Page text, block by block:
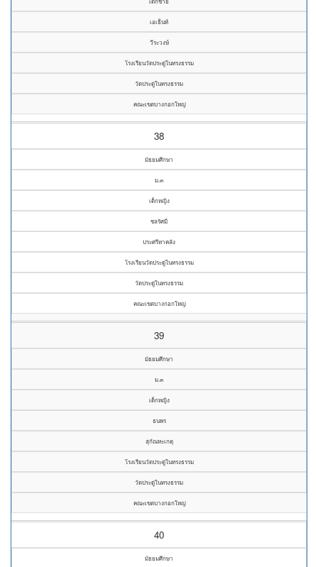
เอเธ็นท์
วีระวงษ์
โรงเรียนวัดประดู่ในทรงธรรม
วัดประดู่ในทรงธรรม
คณะเขตบางกอกใหญ่
38
มัธยมศึกษา
ม.๓
เด็กหญิง
ชลรัศมี
ประศรีหาคลัง
โรงเรียนวัดประดู่ในทรงธรรม
วัดประดู่ในทรงธรรม
คณะเขตบางกอกใหญ่
39
มัธยมศึกษา
ม.๓
เด็กหญิง
ธนพร
สุกัณหะเกตุ
โรงเรียนวัดประดู่ในทรงธรรม
วัดประดู่ในทรงธรรม
คณะเขตบางกอกใหญ่
40
มัธยมศึกษา